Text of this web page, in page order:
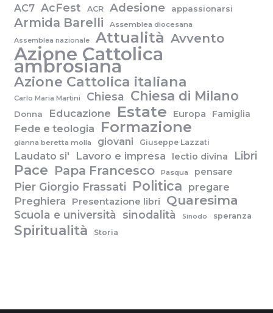
AC7 AcFest ACR Adesione appassionarsi
Armida Barelli Assemblea diocesana
Assemblea nazionale Attualità Avvento
Azione Cattolica
ambrosiana
Azione Cattolica italiana
Carlo Maria Martini Chiesa Chiesa di Milano
Donna Educazione Estate Europa Famiglia
Fede e teologia Formazione
gianna beretta molla giovani Giuseppe Lazzati
Laudato si' Lavoro e impresa lectio divina Libri
Pace Papa Francesco Pasqua pensare
Pier Giorgio Frassati Politica pregare
Preghiera
Presentazione libri Quaresima
Scuola e università sinodalità Sinodo speranza
Spiritualità Storia